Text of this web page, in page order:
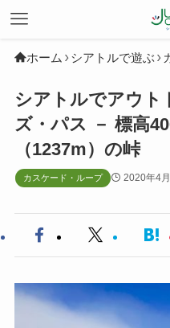
ホーム シアトルで遊ぶ
シアトルでアウト
ズ・パス － 標高
（1237m）の峠
カスケード・ループ 2020年4